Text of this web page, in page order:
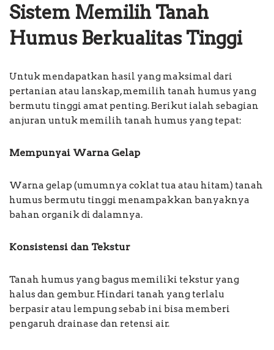
Sistem Memilih Tanah
Humus Berkualitas Tinggi
Untuk mendapatkan hasil yang maksimal dari
pertanian atau lanskap, memilih tanah humus yang
bermutu tinggi amat penting. Berikut ialah sebagian
anjuran untuk memilih tanah humus yang tepat:
Mempunyai Warna Gelap
Warna gelap (umumnya coklat tua atau hitam) tanah
humus bermutu tinggi menampakkan banyaknya
bahan organik di dalamnya.
Konsistensi dan Tekstur
Tanah humus yang bagus memiliki tekstur yang
halus dan gembur. Hindari tanah yang terlalu
berpasir atau lempung sebab ini bisa memberi
pengaruh drainase dan retensi air.